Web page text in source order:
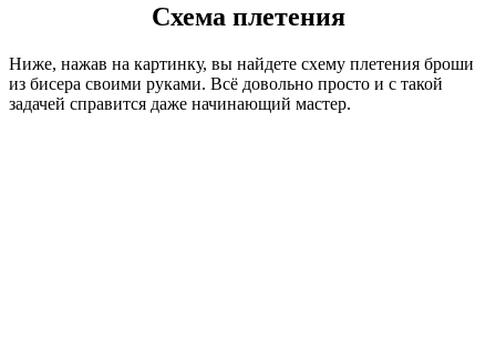
Схема плетения
Ниже, нажав на картинку, вы найдете схему плетения броши
из бисера своими руками. Всё довольно просто и с такой
задачей справится даже начинающий мастер.